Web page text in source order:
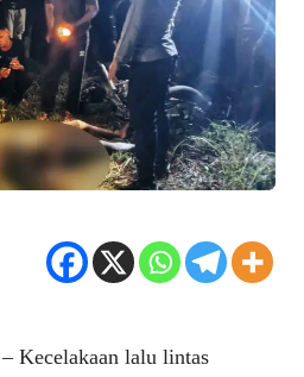
– Kecelakaan lalu lintas